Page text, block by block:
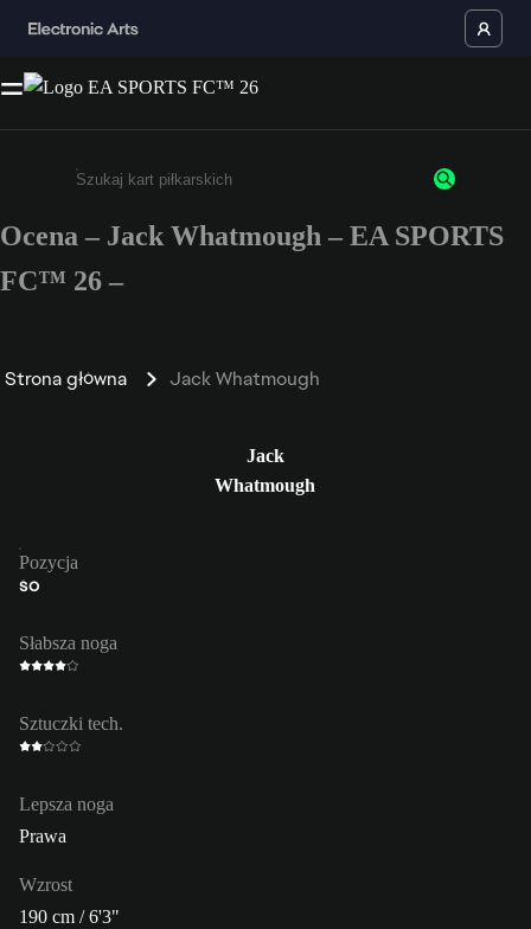
Wpisz co najmniej 3 znaki lub cyfry.
Ocena – Jack Whatmough – EA SPORTS
FC™ 26 –
Strona główna Jack Whatmough
Jack
Whatmough
Pozycja
ŚO
Słabsza noga
Sztuczki tech.
Lepsza noga
Prawa
Wzrost
190 cm / 6'3"